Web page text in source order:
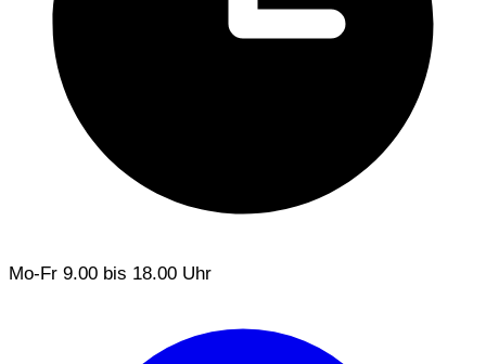
Mo-Fr 9.00 bis 18.00 Uhr